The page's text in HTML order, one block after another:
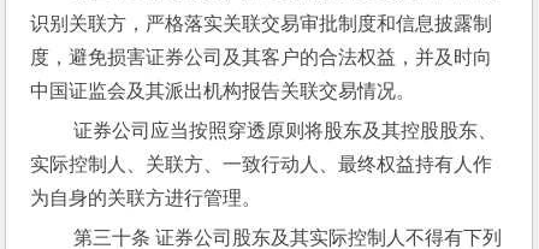
识别关联方，严格落实关联交易审批制度和信息披露制
度，避免损害证券公司及其客户的合法权益，并及时向
中国证监会及其派出机构报告关联交易情况。
证券公司应当按照穿透原则将股东及其控股股东、
实际控制人、关联方、一致行动人、最终权益持有人作
为自身的关联方进行管理。
第三十条 证券公司股东及其实际控制人不得有下列